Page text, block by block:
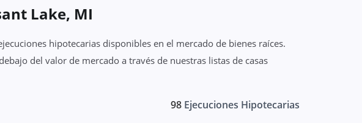
Lake, MI
hipotecarias disponibles en el mercado de bienes raíces.
del valor de mercado a través de nuestras listas de casas
98 Ejecuciones Hipotecarias